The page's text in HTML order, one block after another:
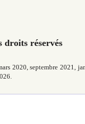
droits réservés
ars 2020, septembre 2021,